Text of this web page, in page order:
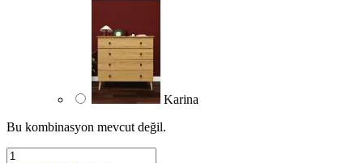
Karina
Bu kombinasyon mevcut değil.